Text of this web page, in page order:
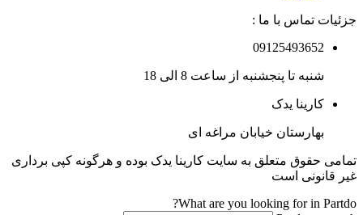
جزئیات تماس با ما :
09125493652
شنبه تا پنجشنبه از ساعت 8 الی 18
کارینا یدک
بهارستان خیابان مراغه ای
تمامی حقوق متعلق به سایت کارینا یدک بوده و هرگونه کپی برداری
غیر قانونی است
What are you looking for in Partdo?